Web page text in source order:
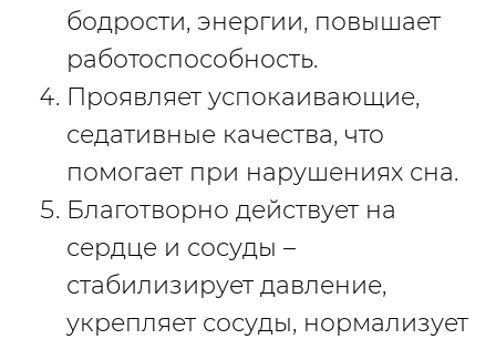
бодрости, энергии, повышает
работоспособность.
Проявляет успокаивающие,
седативные качества, что
помогает при нарушениях сна.
Благотворно действует на
сердце и сосуды –
стабилизирует давление,
укрепляет сосуды, нормализует